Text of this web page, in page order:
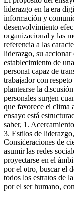
liderazgo en la era
información y
desenvolvimiento
organizacional y las
referencia a las
liderazgo, su
establecimiento de
personal capaz de
trabajador con respeto
plantearse la
personales surgen
que favorece el clima
ensayo está
saber, 1.
3. Estilos de
Consideraciones de
asumir las redes
proyectarse en el
por el otro, buscar el
todos los estratos de
por el ser humano,